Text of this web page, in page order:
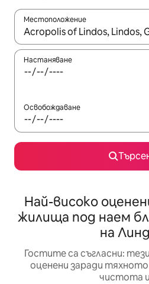
Местоположение
Когато резултатите се
Настаняване
Освобождаване
Най-високо
жилища под наем
на
Гостите са съгласни:
оценени заради
чистота